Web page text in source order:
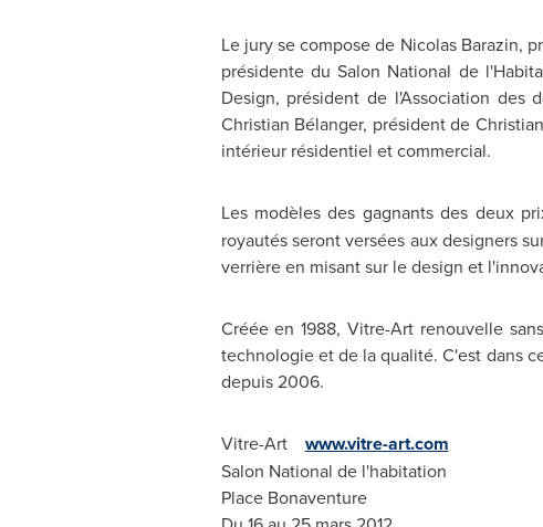
Le jury se compose de Nicolas Barazin,
présidente du Salon National de
Design, président de l'Association des
Christian Bélanger, président de
intérieur résidentiel et commercial.
Les modèles des gagnants des deux
royautés seront versées aux designers
verrière en misant sur le design et
Créée en 1988, Vitre-Art renouvelle
technologie et de la qualité. C'est dans
depuis 2006.
Vitre-Art www.vitre-art.com
Salon National de l'habitation
Place Bonaventure